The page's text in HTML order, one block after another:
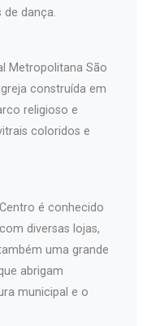
dança.
Metropolitana São
construída em
religioso e
coloridos e
é conhecido
diversas lojas,
uma grande
abrigam
municipal e o